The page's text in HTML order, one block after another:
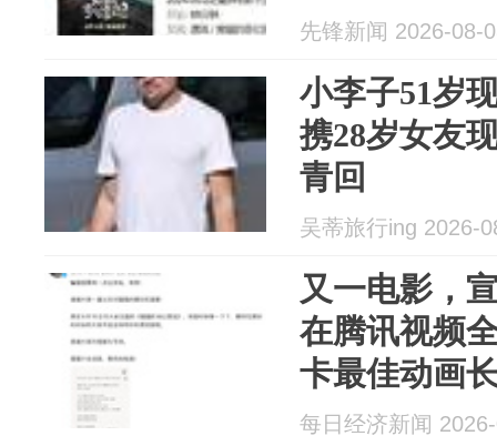
先锋新闻 2026-08-
小李子51岁
携28岁女友
青回
吴蒂旅行ing 2026-
又一电影，
在腾讯视频
卡最佳动画
每日经济新闻